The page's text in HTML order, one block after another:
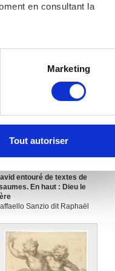
en consultant la
à plusieurs mètres près
informations que
Marketing
Tout autoriser
ou Giacomo
entouré de textes de
En haut : Dieu le
Sanzio dit Raphaël